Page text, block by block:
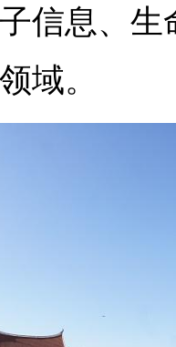
信息、
域。